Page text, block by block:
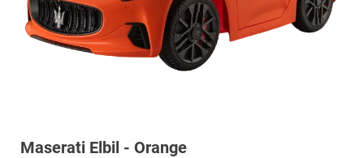
Maserati Elbil - Orange